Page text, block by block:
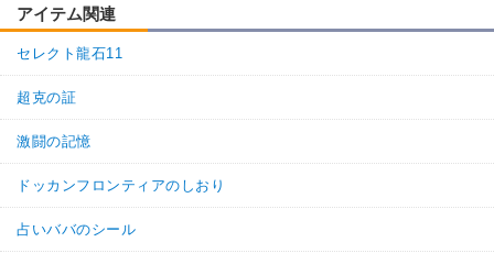
アイテム関連
セレクト龍石11
超克の証
激闘の記憶
ドッカンフロンティアのしおり
占いババのシール